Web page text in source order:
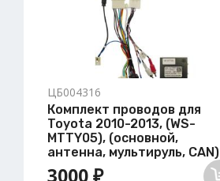
ЦБ004316
Комплект проводов для
Toyota 2010-2013, (WS-
MTTY05), (основной,
антенна, мультируль, CAN)
3000 ₽